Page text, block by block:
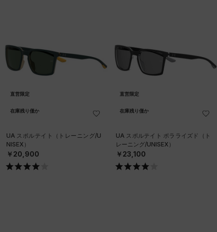
直営限定
在庫残り僅か
UA スポルテイト（トレーニング/U
NISEX）
￥20,900
直営限定
在庫残り僅か
UA スポルテイト ポラライズド（ト
レーニング/UNISEX）
￥23,100